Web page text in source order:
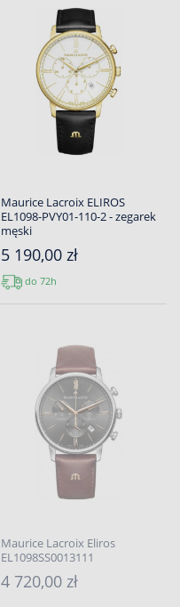
Maurice Lacroix ELIROS
EL1098-PVY01-110-2 - zegarek
męski
5 190,00 zł
do 72h
Maurice Lacroix Eliros
EL1098SS0013111
4 720,00 zł